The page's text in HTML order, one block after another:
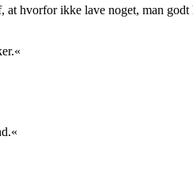
at hvorfor ikke lave noget, man